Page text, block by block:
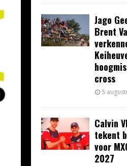
Jago
Brent
cross
5
Calvin
tekent
voor
2027